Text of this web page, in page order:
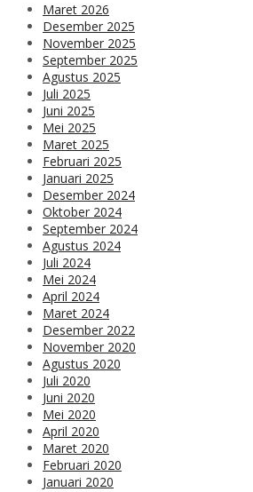
Maret 2026
Desember 2025
November 2025
September 2025
Agustus 2025
Juli 2025
Juni 2025
Mei 2025
Maret 2025
Februari 2025
Januari 2025
Desember 2024
Oktober 2024
September 2024
Agustus 2024
Juli 2024
Mei 2024
April 2024
Maret 2024
Desember 2022
November 2020
Agustus 2020
Juli 2020
Juni 2020
Mei 2020
April 2020
Maret 2020
Februari 2020
Januari 2020